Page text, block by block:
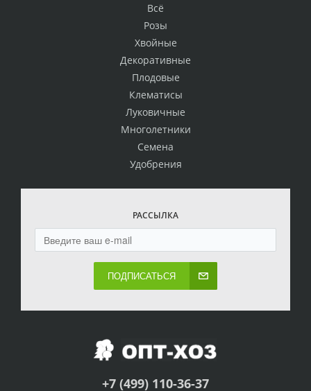
Всё
Розы
Хвойные
Декоративные
Плодовые
Клематисы
Луковичные
Многолетники
Семена
Удобрения
РАССЫЛКА
ПОДПИСАТЬСЯ
+7 (499) 110-36-37